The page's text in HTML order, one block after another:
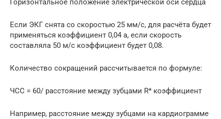
Горизонтальное положение электрической оси сердца
Если ЭКГ снята со скоростью 25 мм/с, для расчёта будет
применяться коэффициент 0,04 а, если скорость
составляла 50 м/с коэффициент будет 0,08.
Количество сокращений рассчитывается по формуле:
ЧСС = 60/ расстояние между зубцами R* коэффициент
Например, расстояние между зубцами на кардиограмме